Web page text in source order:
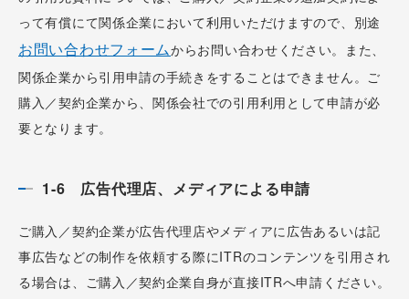
って有償にて関係企業において利用いただけますので、別途
お問い合わせフォームからお問い合わせください。また、
関係企業から引用申請の手続きをすることはできません。ご
購入／契約企業から、関係会社での引用利用として申請が必
要となります。
1-6 広告代理店、メディアによる申請
ご購入／契約企業が広告代理店やメディアに広告あるいは記
事広告などの制作を依頼する際にITRのコンテンツを引用され
る場合は、ご購入／契約企業自身が直接ITRへ申請ください。